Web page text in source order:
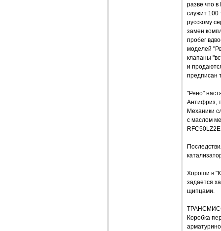
разве что
служит 100
русскому
замен
пробег
моделей
клапаны
и
предписан
"Рено"
Антифриз,
Механики
с маслом
Хороши в
задается
щипцами.
Коробка